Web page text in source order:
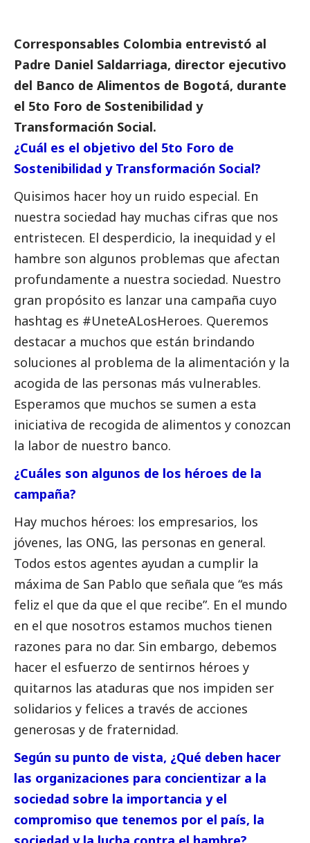
Corresponsables Colombia entrevistó al
Padre Daniel Saldarriaga, director ejecutivo
del Banco de Alimentos de Bogotá, durante
el 5to Foro de Sostenibilidad y
Transformación Social.
¿Cuál es el objetivo del 5to Foro de
Sostenibilidad y Transformación Social?
Quisimos hacer hoy un ruido especial. En
nuestra sociedad hay muchas cifras que nos
entristecen. El desperdicio, la inequidad y el
hambre son algunos problemas que afectan
profundamente a nuestra sociedad. Nuestro
gran propósito es lanzar una campaña cuyo
hashtag es #UneteALosHeroes. Queremos
destacar a muchos que están brindando
soluciones al problema de la alimentación y la
acogida de las personas más vulnerables.
Esperamos que muchos se sumen a esta
iniciativa de recogida de alimentos y conozcan
la labor de nuestro banco.
¿Cuáles son algunos de los héroes de la
campaña?
Hay muchos héroes: los empresarios, los
jóvenes, las ONG, las personas en general.
Todos estos agentes ayudan a cumplir la
máxima de San Pablo que señala que “es más
feliz el que da que el que recibe”. En el mundo
en el que nosotros estamos muchos tienen
razones para no dar. Sin embargo, debemos
hacer el esfuerzo de sentirnos héroes y
quitarnos las ataduras que nos impiden ser
solidarios y felices a través de acciones
generosas y de fraternidad.
Según su punto de vista, ¿Qué deben hacer
las organizaciones para concientizar a la
sociedad sobre la importancia y el
compromiso que tenemos por el país, la